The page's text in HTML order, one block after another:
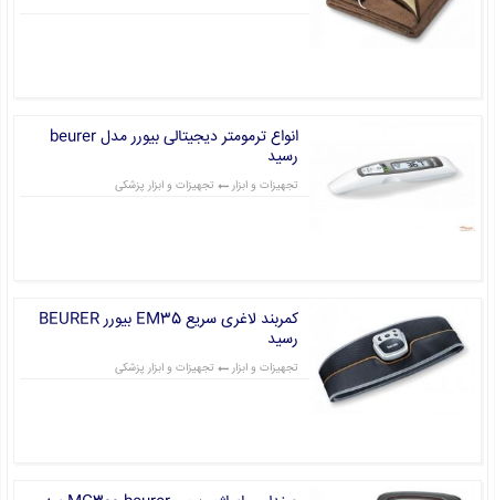
انواع ترمومتر دیجیتالی بیورر مدل beurer
رسید
تجهیزات و ابزار تجهیزات و ابزار پزشکی
کمربند لاغری سریع EM35 بیورر BEURER
رسید
تجهیزات و ابزار تجهیزات و ابزار پزشکی